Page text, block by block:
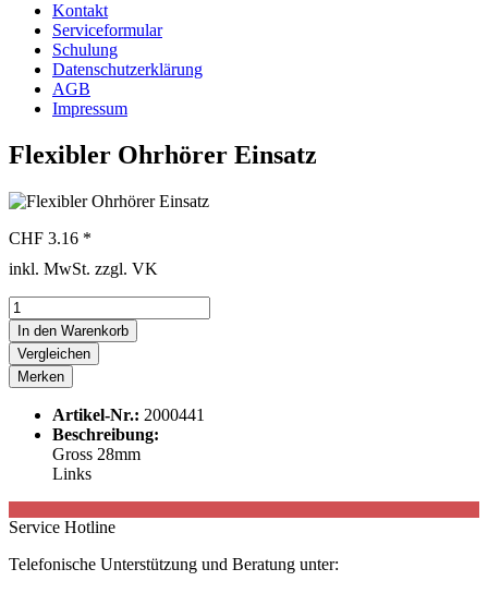
Kontakt
Serviceformular
Schulung
Datenschutzerklärung
AGB
Impressum
Flexibler Ohrhörer Einsatz
CHF 3.16 *
inkl. MwSt. zzgl. VK
In den Warenkorb
Vergleichen
Merken
Artikel-Nr.: 2000441
Beschreibung:
Gross 28mm
Links
Service Hotline
Telefonische Unterstützung und Beratung unter: